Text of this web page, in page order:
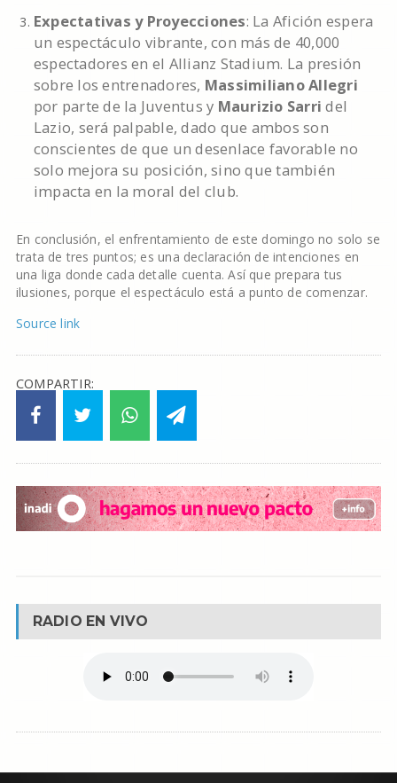
Expectativas y Proyecciones: La Afición espera
un espectáculo vibrante, con más de 40,000
espectadores en el Allianz Stadium. La presión
sobre los entrenadores, Massimiliano Allegri
por parte de la Juventus y Maurizio Sarri del
Lazio, será palpable, dado que ambos son
conscientes de que un desenlace favorable no
solo mejora su posición, sino que también
impacta en la moral del club.
En conclusión, el enfrentamiento de este domingo no solo se
trata de tres puntos; es una declaración de intenciones en
una liga donde cada detalle cuenta. Así que prepara tus
ilusiones, porque el espectáculo está a punto de comenzar.
Source link
COMPARTIR:
RADIO EN VIVO